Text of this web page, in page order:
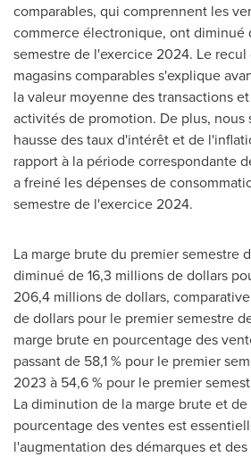
comparables, qui comprennent les
commerce électronique, ont diminué
semestre de l'exercice 2024. Le
magasins comparables s'explique
la valeur moyenne des transactions
activités de promotion. De plus, nous
hausse des taux d'intérêt et de
rapport à la période correspondante
a freiné les dépenses de
semestre de l'exercice 2024.
La marge brute du premier semestre
diminué de 16,3 millions de dollars
206,4 millions de dollars,
de dollars pour le premier semestre
marge brute en pourcentage des
passant de 58,1 % pour le premier
2023 à 54,6 % pour le premier
La diminution de la marge brute et
pourcentage des ventes est
l'augmentation des démarques et